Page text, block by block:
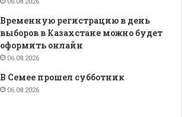
06.08.2026
Временную регистрацию в день
выборов в Казахстане можно будет
оформить онлайн
06.08.2026
В Семее прошел субботник
06.08.2026